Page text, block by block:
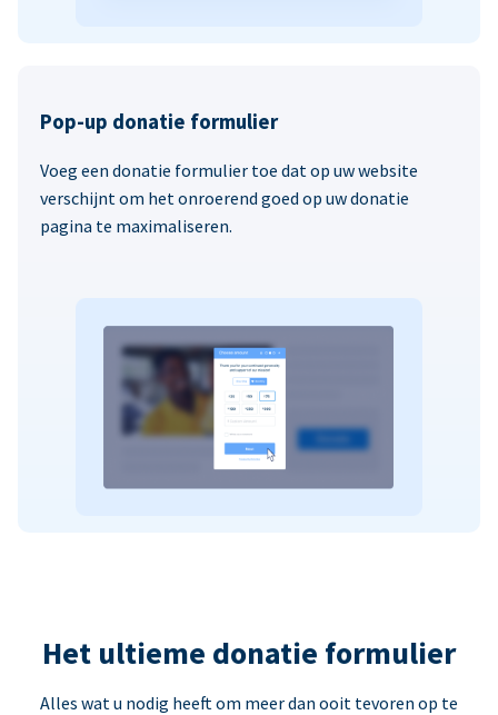
Pop-up donatie formulier
Voeg een donatie formulier toe dat op uw website
verschijnt om het onroerend goed op uw donatie
pagina te maximaliseren.
Het ultieme donatie formulier
Alles wat u nodig heeft om meer dan ooit tevoren op te